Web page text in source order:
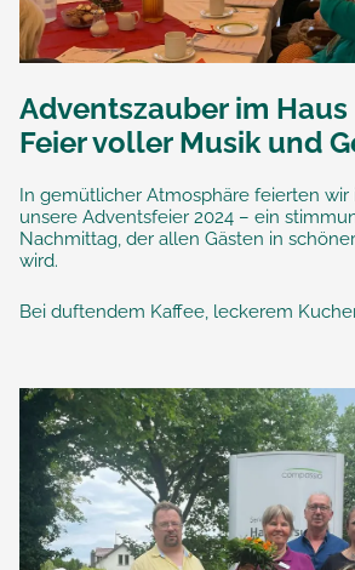
Adventszauber im
Feier voller Musik und
In gemütlicher Atmosphäre feierten wir
unsere Adventsfeier 2024 – ein
Nachmittag, der allen Gästen in
wird.
Bei duftendem Kaffee, leckerem